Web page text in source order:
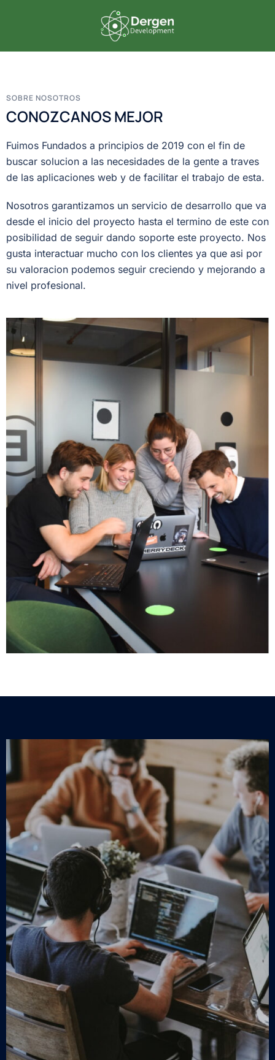
SOBRE NOSOTROS
CONOZCANOS MEJOR
Fuimos Fundados a principios de 2019 con el fin de
buscar solucion a las necesidades de la gente a traves
de las aplicaciones web y de facilitar el trabajo de esta.
Nosotros garantizamos un servicio de desarrollo que va
desde el inicio del proyecto hasta el termino de este con
posibilidad de seguir dando soporte este proyecto. Nos
gusta interactuar mucho con los clientes ya que asi por
su valoracion podemos seguir creciendo y mejorando a
nivel profesional.